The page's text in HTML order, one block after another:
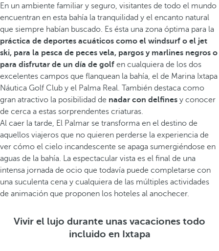
En un ambiente familiar y seguro, visitantes de todo el mundo
encuentran en esta bahía la tranquilidad y el encanto natural
que siempre habían buscado. Es ésta una zona óptima para la
práctica de deportes acuáticos como el windsurf o el jet
ski, para la pesca de peces vela, pargos y marlines negros o
para disfrutar de un día de golf en cualquiera de los dos
excelentes campos que flanquean la bahía, el de Marina Ixtapa
Náutica Golf Club y el Palma Real. También destaca como
gran atractivo la posibilidad de nadar con delfines y conocer
de cerca a estas sorprendentes criaturas.
Al caer la tarde, El Palmar se transforma en el destino de
aquellos viajeros que no quieren perderse la experiencia de
ver cómo el cielo incandescente se apaga sumergiéndose en
aguas de la bahía. La espectacular vista es el final de una
intensa jornada de ocio que todavía puede completarse con
una suculenta cena y cualquiera de las múltiples actividades
de animación que proponen los hoteles al anochecer.
Vivir el lujo durante unas vacaciones todo
incluido en Ixtapa